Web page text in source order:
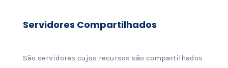
Servidores Compartilhados
São servidores cujos recursos são compartilhados